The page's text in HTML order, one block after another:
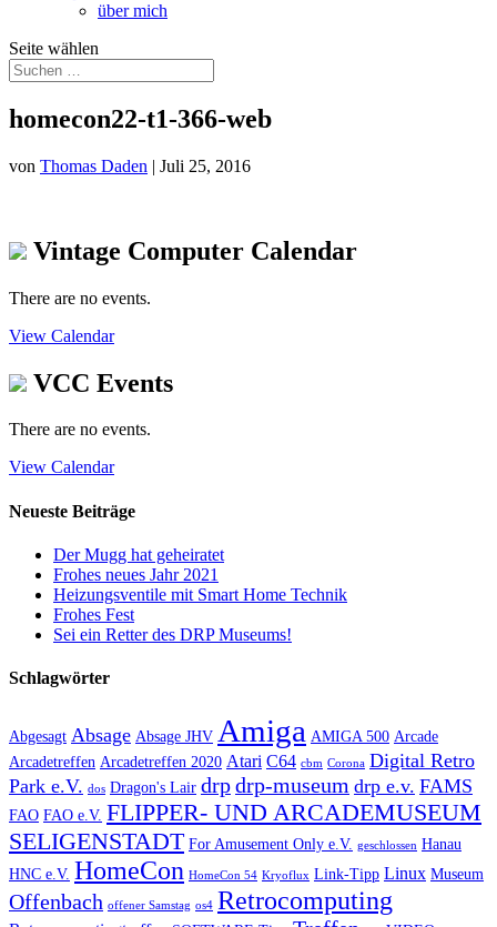
über mich
Seite wählen
homecon22-t1-366-web
von Thomas Daden | Juli 25, 2016
Vintage Computer Calendar
There are no events.
View Calendar
VCC Events
There are no events.
View Calendar
Neueste Beiträge
Der Mugg hat geheiratet
Frohes neues Jahr 2021
Heizungsventile mit Smart Home Technik
Frohes Fest
Sei ein Retter des DRP Museums!
Schlagwörter
Abgesagt Absage Absage JHV Amiga AMIGA 500 Arcade
Arcadetreffen Arcadetreffen 2020 Atari C64 cbm Corona Digital Retro
Park e.V. dos Dragon's Lair drpdrp-museum drp e.v. FAMS
FAO FAO e.V. FLIPPER- UND ARCADEMUSEUM
SELIGENSTADT For Amusement Only e.V. geschlossen Hanau
HNC e.V. HomeCon HomeCon 54 Kryoflux Link-Tipp Linux Museum
Offenbach offener Samstag os4 Retrocomputing